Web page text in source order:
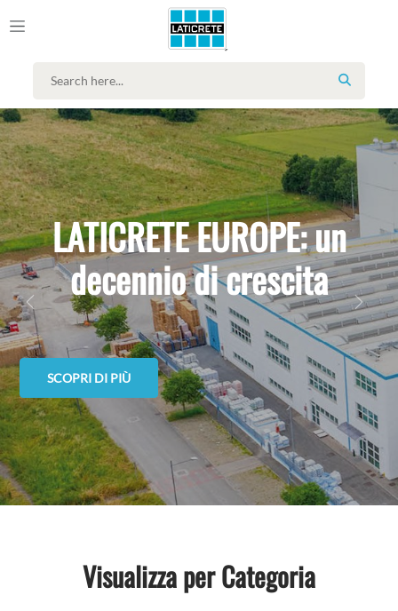
SEARCH
EUROPE: un
di crescita
DI PIÙ
LE
sempre
PREVIOUS NEXT
Visualizza per Categoria